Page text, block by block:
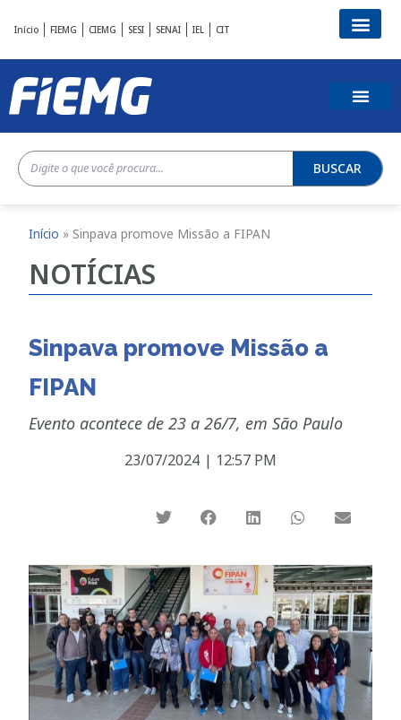
Início FIEMG CIEMG SESI SENAI IEL CIT
BUSCAR
Início » Sinpava promove Missão a FIPAN
NOTÍCIAS
Sinpava promove Missão a
FIPAN
Evento acontece de 23 a 26/7, em São Paulo
23/07/2024 | 12:57 PM